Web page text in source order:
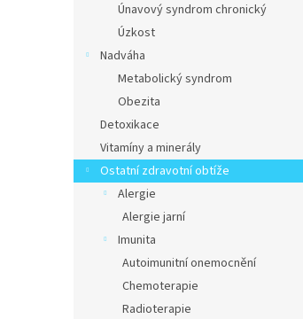
Únavový syndrom chronický
Úzkost
Nadváha
Metabolický syndrom
Obezita
Detoxikace
Vitamíny a minerály
Ostatní zdravotní obtíže
Alergie
Alergie jarní
Imunita
Autoimunitní onemocnění
Chemoterapie
Radioterapie